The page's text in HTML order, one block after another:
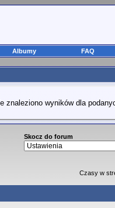
Albumy FAQ
znaleziono wyników dla
Skocz do forum
Czasy w